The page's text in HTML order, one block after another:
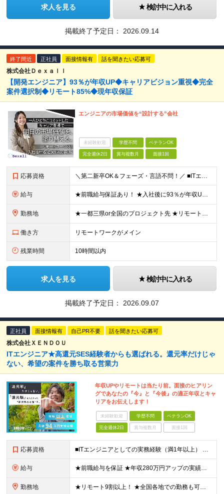
求人を見る 検討中に入れる
掲載終了予定日： 2026.09.14
終了間近 正社員 面接情報有 話を聞きたい応募可
株式会社Ｄｅｘａｌｌ
【開発エンジニア】93％が年収UP◆キャリアビジョン重視◆完全
案件選択制◆リモート85%◆現年収保証
エンジニアの市場価値を“設計する”会社
未経験歓迎 学歴不問 ベテランOK
完全週休2日 賞与複数月 面接1回
応募資格 ＼第二新卒OK＆フェーズ・言語不問！／ ■ITエンジニアとしての経験（半年以上） └フェーズ・言語不問。テスターや運用保守からのステップアップや、 インフラ領域からのキャリアチェンジも歓迎 ■学歴不
給与 ★前職給与保証あり！ ★入社後に93％が年収UPを実現 ★平均年収は【103万円UP】を実現 ★入社後年収最大【156万円UP】 ■月給35万円～90万円+昇給2回+賞与2回+各種手当 ＼入社後の
勤務地 ★一都三県or全国のプロジェクト先 ★リモート率85%＆フルリモート案件多数 ★転居を伴う転勤なし ★U・Iターンも歓迎！地方在住者の採用実績も多数あり ■本社 東京都渋谷区恵比寿西1-32-16
働き方 リモートワークがメイン
残業時間 10時間以内
求人を見る 検討中に入れる
掲載終了予定日： 2026.09.07
正社員 面接情報有 自己PR不要 話を聞きたい応募可
株式会社ＸＥＮＤＯＵ
ITエンジニア★高還元SES経験者からも選ばれる。還元率だけじゃ
ない、希望の案件を勝ち取る営業力
年収UPやリモートは当たり前。面接のヒアリン
グであなたの『今』と『今後』の適正年収とキャ
リアをお伝えします！
未経験歓迎 学歴不問 ベテランOK
完全週休2日 賞与複数月 面接1回
応募資格 ■ITエンジニアとしての実務経験（満1年以上） ■学歴不問 ★年収を上げたい ★フルリモートで働きたい ★上流工程に携わりたい ★自社サービスをつくってみたい など これまでの経験を活かして環境を変
給与 ★前職給与を保証 ★年収280万円アップの実績あり ★想定年収：489万6,000円～979万2,000円 ※案件単価により上振れあり ■月給40万8,000円～81万6,000円 ※経験・能力に合
勤務地 ★リモート9割以上！ ★全国各地での勤務も可！地方在住の方も大歓迎です◎ ■各プロジェクト先にて勤務 ※プロジェクトは本人の希望を考慮し相談の上で決定 ※転居を伴う転勤なし 【本社】 東京都品川区